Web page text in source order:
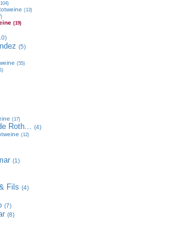
(13)
(19)
(5)
(55)
(17)
Roth... (4)
(12)
(1)
Fils (4)
(7)
(8)